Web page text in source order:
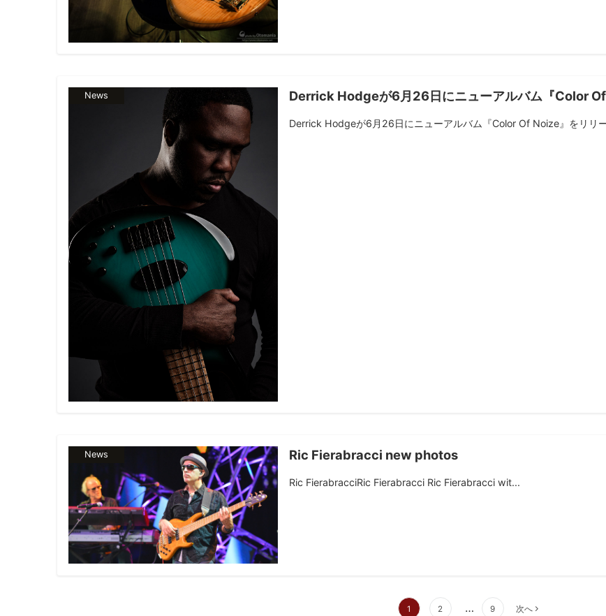
News Derrick Hodgeが6月26日にニューアルバム『Color
Derrick Hodgeが6月26日にニューアルバム『Color Of Noize』をリリ
News Ric Fierabracci new photos
Ric FierabracciRic Fierabracci Ric Fierabracci wit...
1 2 … 9 次へ